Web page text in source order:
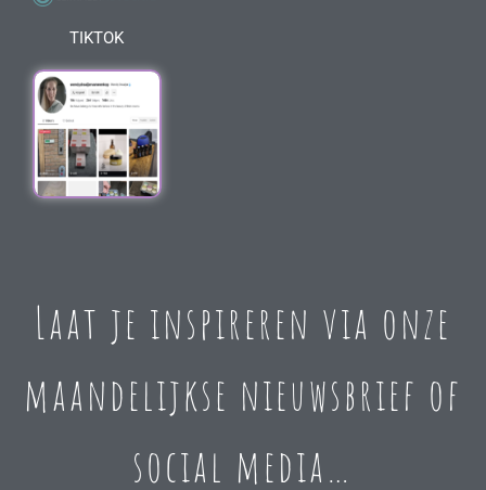
TIKTOK
Laat je inspireren via onze
maandelijkse nieuwsbrief of
social media…